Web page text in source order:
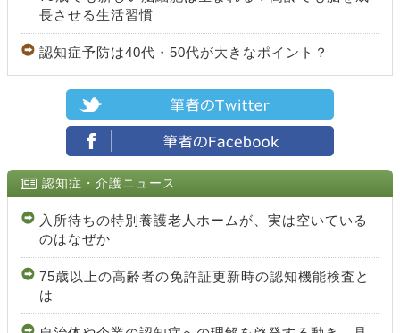
長させる生活習慣
認知症予防は40代・50代が大きなポイント？
認知症・介護ニュース
入所待ちの特別養護老人ホームが、実は空いている
のはなぜか
75歳以上の高齢者の免許証更新時の認知機能検査と
は